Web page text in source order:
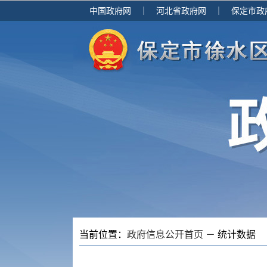
中国政府网 河北省政府网 保定市政
当前位置： 政府信息公开首页 － 统计数据